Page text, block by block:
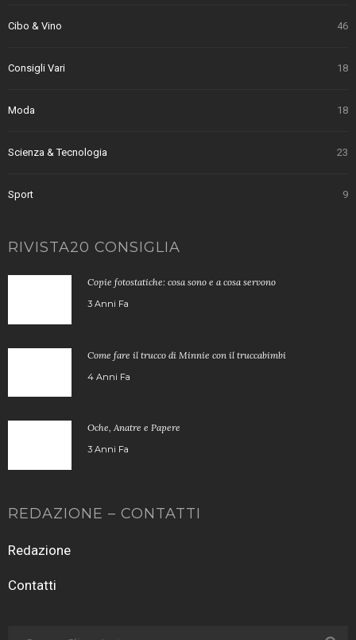
Cibo & Vino 46
Consigli Vari 18
Moda 18
Scienza & Tecnologia 23
Sport 9
RIVISTA20 CONSIGLIA
Copie fotostatiche: cosa sono e a cosa servono
3 Anni Fa
Come fare il trucco di Minnie con il truccabimbi
4 Anni Fa
Oche, Anatre e Papere
3 Anni Fa
REDAZIONE – CONTATTI
Redazione
Contatti